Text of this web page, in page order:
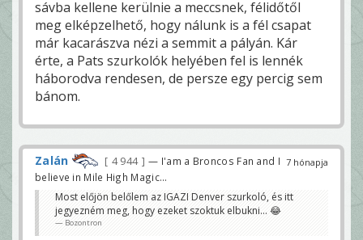
sávba kellene kerülnie a meccsnek, félidőtől
meg elképzelhető, hogy nálunk is a fél csapat
már kacarászva nézi a semmit a pályán. Kár
érte, a Pats szurkolók helyében fel is lennék
háborodva rendesen, de persze egy percig sem
bánom.
7 hónapja
Zalán 4 944
— I'am a Broncos Fan and I
believe in Mile High Magic...
Most előjön belőlem az IGAZI Denver szurkoló, és itt
jegyezném meg, hogy ezeket szoktuk elbukni… 😂
Bozontron